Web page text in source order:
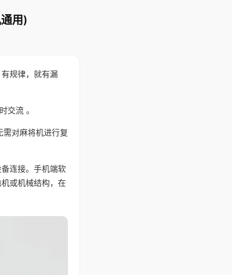
用)
规律，就有漏
交流 。
需对麻将机进行复
连接。手机端软
或机械结构，在